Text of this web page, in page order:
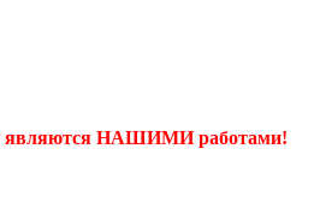
являются НАШИМИ работами!